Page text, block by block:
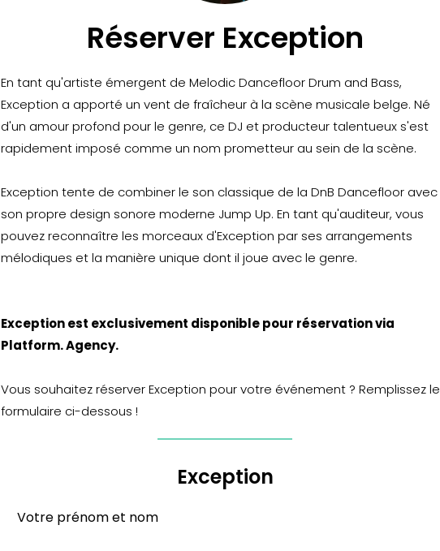
Réserver Exception
En tant qu'artiste émergent de Melodic Dancefloor Drum and Bass,
Exception a apporté un vent de fraîcheur à la scène musicale belge. Né
d'un amour profond pour le genre, ce DJ et producteur talentueux s'est
rapidement imposé comme un nom prometteur au sein de la scène.
Exception tente de combiner le son classique de la DnB Dancefloor avec
son propre design sonore moderne Jump Up. En tant qu'auditeur, vous
pouvez reconnaître les morceaux d'Exception par ses arrangements
mélodiques et la manière unique dont il joue avec le genre.
Exception est exclusivement disponible pour réservation via
Platform. Agency.
Vous souhaitez réserver Exception pour votre événement ? Remplissez le
formulaire ci-dessous !
Exception
Votre prénom et nom